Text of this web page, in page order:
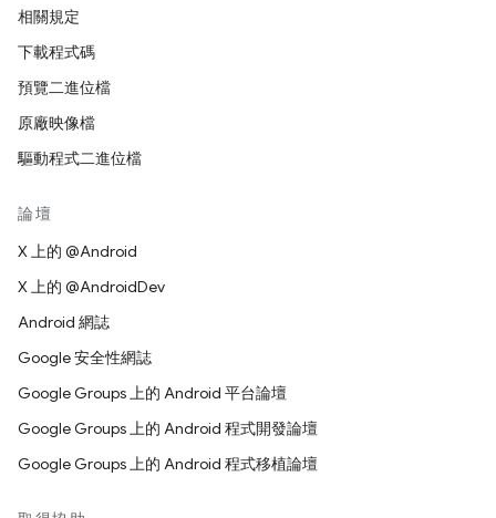
相關規定
下載程式碼
預覽二進位檔
原廠映像檔
驅動程式二進位檔
論壇
X 上的 @Android
X 上的 @AndroidDev
Android 網誌
Google 安全性網誌
Google Groups 上的 Android 平台論壇
Google Groups 上的 Android 程式開發論壇
Google Groups 上的 Android 程式移植論壇